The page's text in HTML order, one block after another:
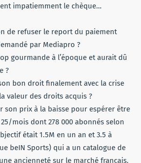
impatiemment le chèque…
de refuser le report du paiement
par Mediapro ?
gourmande à l’époque et aurait dû
?
bon droit finalement avec la crise
valeur des droits acquis ?
son prix à la baisse pour espérer être
25/mois dont 278 000 abonnés selon
était 1.5M en un an et 3.5 à
beIN Sports) qui a un catalogue de
ancienneté sur le marché français.